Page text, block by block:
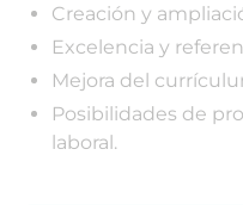
Creación y
Excelencia y
Mejora del
Posibilidades de
laboral.